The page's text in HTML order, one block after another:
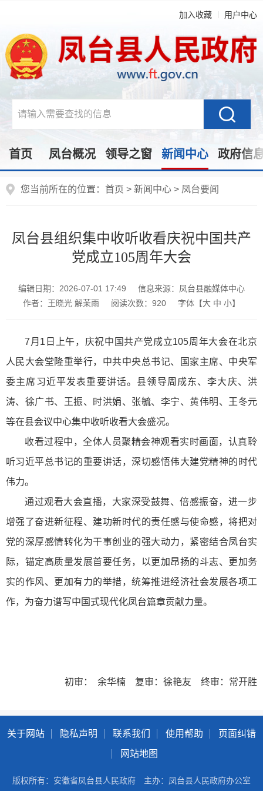
加入收藏 用户中心
首页 凤台概况 领导之窗 新闻中心 政府信
您当前所在的位置： 首页 > 新闻中心 > 凤台要闻
凤台县组织集中收听收看庆祝中国共产
党成立105周年大会
编辑日期：2026-07-01 17:49
信息来源：凤台县融媒体中心
作者：王晓光 解茉雨
阅读次数： 920 字体【大 中 小】
7月1日上午，庆祝中国共产党成立105周年大会在北京
人民大会堂隆重举行，中共中央总书记、国家主席、中央军
委主席习近平发表重要讲话。县领导周成东、李大庆、洪
涛、徐广书、王振、时洪娟、张毓、李宁、黄伟明、王冬元
等在县会议中心集中收听收看大会盛况。
收看过程中，全体人员聚精会神观看实时画面，认真聆
听习近平总书记的重要讲话，深切感悟伟大建党精神的时代
伟力。
通过观看大会直播，大家深受鼓舞、倍感振奋，进一步
增强了奋进新征程、建功新时代的责任感与使命感，将把对
党的深厚感情转化为干事创业的强大动力，紧密结合凤台实
际，锚定高质量发展首要任务，以更加昂扬的斗志、更加务
实的作风、更加有力的举措，统筹推进经济社会发展各项工
作，为奋力谱写中国式现代化凤台篇章贡献力量。
初审： 余华楠 复审：徐艳友 终审：常开胜
关于网站 隐私声明 联系我们 使用帮助
页面纠错
网站地图
版权所有：安徽省凤台县人民政府 主办：凤台县人民政府办公室